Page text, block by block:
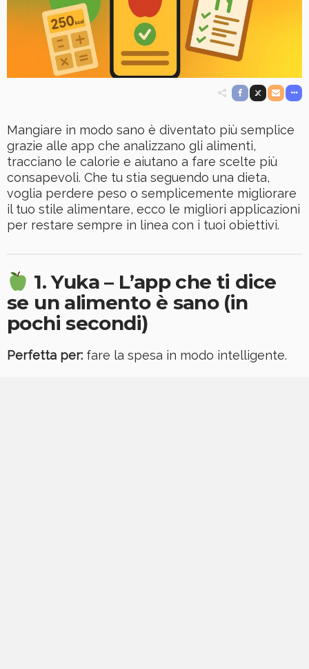
Mangiare in modo sano è diventato più semplice
grazie alle app che analizzano gli alimenti,
tracciano le calorie e aiutano a fare scelte più
consapevoli. Che tu stia seguendo una dieta,
voglia perdere peso o semplicemente migliorare
il tuo stile alimentare, ecco le migliori applicazioni
per restare sempre in linea con i tuoi obiettivi.
1. Yuka – L’app che ti dice
se un alimento è sano (in
pochi secondi)
Perfetta per: fare la spesa in modo intelligente.